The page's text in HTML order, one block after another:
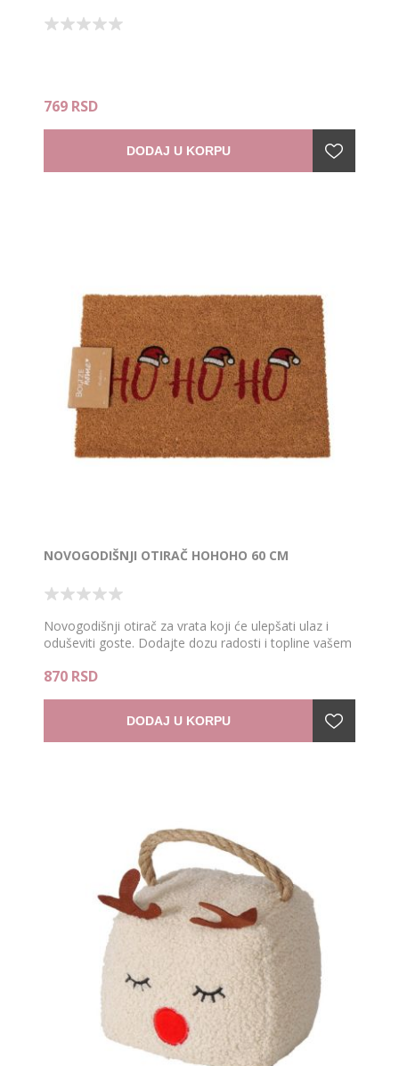
769 RSD
DODAJ U KORPU
NOVOGODIŠNJI OTIRAČ HOHOHO 60 CM
Novogodišnji otirač za vrata koji će ulepšati ulaz i
oduševiti goste. Dodajte dozu radosti i topline vašem
870 RSD
DODAJ U KORPU